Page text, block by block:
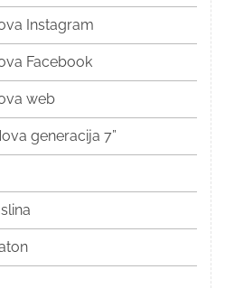
Instagram
Facebook
web
generacija 7”